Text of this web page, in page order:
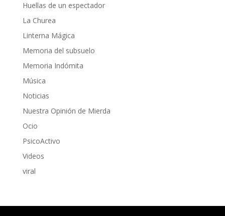
Huellas de un espectador
La Churea
Linterna Mágica
Memoria del subsuelo
Memoria Indómita
Música
Noticias
Nuestra Opinión de Mierda
Ocio
PsicoActivo
Videos
viral